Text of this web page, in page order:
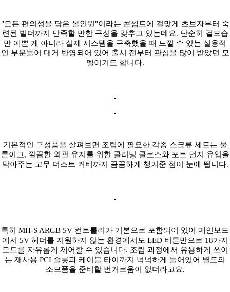
"모든 편의성을 담은 올인원"이라는 콘셉트에 걸맞게 초보자부터 숙
련된 빌더까지 만족할 만한 구성을 갖추고 있는데요. 단순히 겉모습
만 예쁜 게 아니라 실제 시스템을 구축했을 때 느낄 수 있는 실용적
인 부분들이 대거 반영되어 있어 출시 전부터 관심을 많이 받았던 모
델이기도 합니다.
기본적인 구성품을 살펴보면 조립에 필요한 각종 스크류 세트는 물
론이고, 깔끔한 외관 유지를 위한 클리닝 클로스와 포트 먼지 유입을
막아주는 고무 더스트 커버까지 꼼꼼하게 챙겨준 점이 눈에 띕니다.
특히 MH-S ARGB 5V 컨트롤러가 기본으로 포함되어 있어 메인보드
에서 5V 헤더를 지원하지 않는 환경에서도 LED 버튼만으로 18가지
모드를 자유롭게 제어할 수 있습니다. 조립 과정에서 유용하게 쓰이
는 재사용 PCI 슬롯과 케이블 타이까지 넉넉하게 들어있어 별도의
소모품을 준비할 번거로움이 없더라고요.